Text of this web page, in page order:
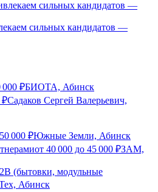
сильных кандидатов —
000 ₽БИОТА, Абинск
₽Садаков Сергей Валерьевич,
50 000 ₽Южные Земли, Абинск
от 40 000 до 45 000 ₽ЗАМ,
(бытовки, модульные
Абинск